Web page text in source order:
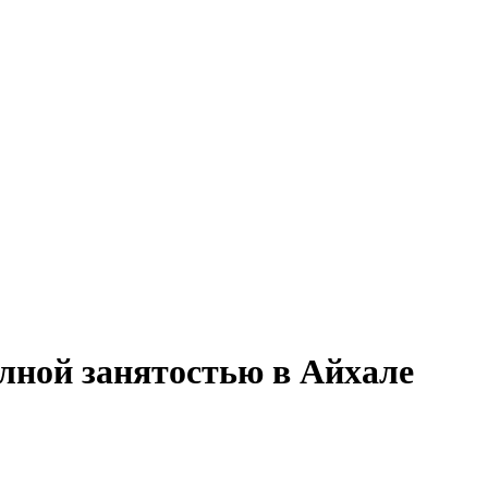
занятостью в Айхале